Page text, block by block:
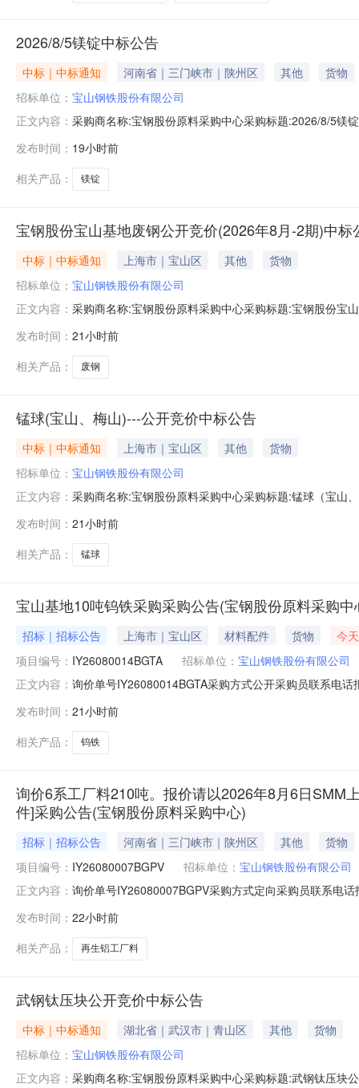
2026/8/5镁锭中标公告
中标｜中标通知 河南省｜三门峡市｜陕州区 其他
货物
招标单位： 宝山钢铁股份有限公司
正文内容： 采购商名称:宝钢股份原料采购中心采购标题:2026/8/5镁
发布时间： 19小时前
相关产品：
镁锭
宝钢股份宝山基地废钢公开竞价(2026年8月-2期)中标
中标｜中标通知 上海市｜宝山区 其他
货物
招标单位： 宝山钢铁股份有限公司
正文内容： 采购商名称:宝钢股份原料采购中心采购标题:宝钢股份宝
发布时间： 21小时前
相关产品：
废钢
锰球(宝山、梅山)---公开竞价中标公告
中标｜中标通知 上海市｜宝山区 其他
货物
招标单位： 宝山钢铁股份有限公司
正文内容： 采购商名称:宝钢股份原料采购中心采购标题:锰球（宝山
发布时间： 21小时前
相关产品：
锰球
宝山基地10吨钨铁采购采购公告(宝钢股份原料采购中
招标｜招标公告 上海市｜宝山区 材料配件 货物
今
项目编号： IY26080014BGTA 招标单位： 宝山钢铁股份有限公司
正文内容： 询价单号IY26080014BGTA采购方式公开采购员联系电
保证金额度：300000.0元三、商务条款：定价说明：湿
发布时间： 21小时前
相关产品：
钨铁
询价6系工厂料210吨。报价请以2026年8月6日SMM
件]采购公告(宝钢股份原料采购中心)
招标｜招标公告 河南省｜三门峡市｜陕州区 其他
货物
项目编号： IY26080007BGPV 招标单位： 宝山钢铁股份有限公司
正文内容： 询价单号IY26080007BGPV采购方式定向采购员联系电
度：0.0元三、商务条款：定价说明：湿公吨。限价类别
发布时间： 22小时前
相关产品：
再生铝工厂料
武钢钛压块公开竞价中标公告
中标｜中标通知 湖北省｜武汉市｜青山区 其他
货物
招标单位： 宝山钢铁股份有限公司
正文内容： 采购商名称:宝钢股份原料采购中心采购标题:武钢钛压块